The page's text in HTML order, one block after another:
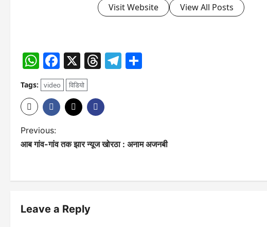
Visit Website View All Posts
WhatsApp
Facebook
X Threads
Telegram
Tags: video विडियो
P
o
n
Previous:
आब गांव-गांव तक झार न्यूज खोरठा : अनाम अजनबी
Leave a Reply